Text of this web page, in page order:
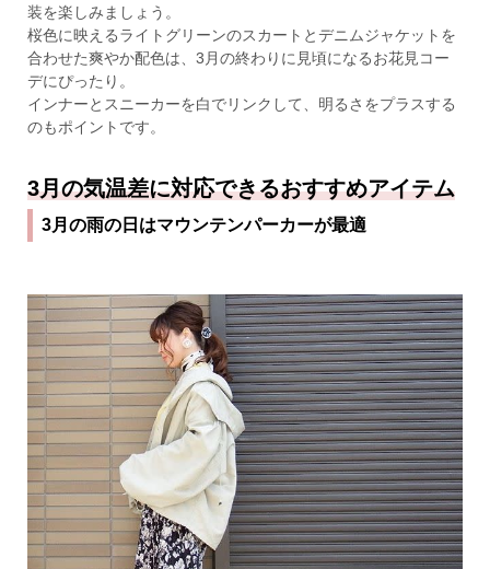
装を楽しみましょう。
桜色に映えるライトグリーンのスカートとデニムジャケットを
合わせた爽やか配色は、3月の終わりに見頃になるお花見コー
デにぴったり。
インナーとスニーカーを白でリンクして、明るさをプラスする
のもポイントです。
3月の気温差に対応できるおすすめアイテム
3月の雨の日はマウンテンパーカーが最適